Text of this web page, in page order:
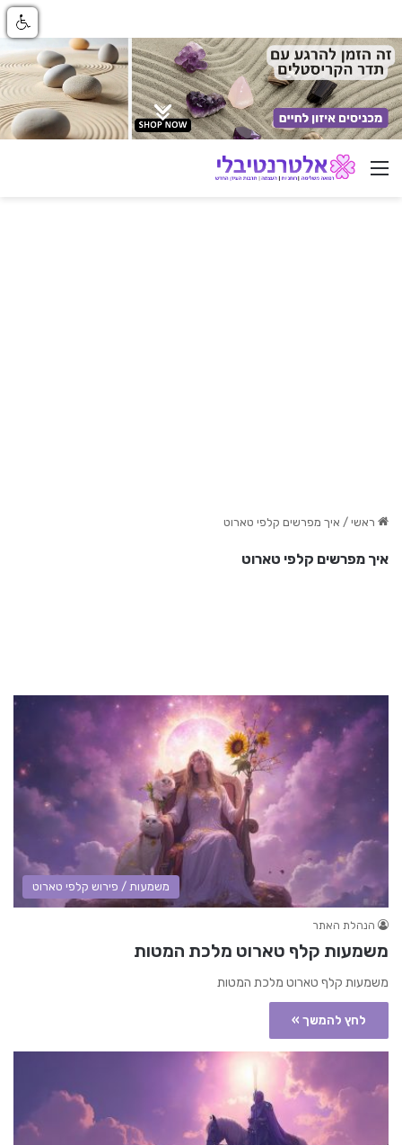
ניווט באתר
ראשי / איך מפרשים קלפי טארוט
איך מפרשים קלפי טארוט
משמעות / פירוש קלפי טארוט
הנהלת האתר
משמעות קלף טארוט מלכת המטות
משמעות קלף טארוט מלכת המטות
לחץ להמשך »